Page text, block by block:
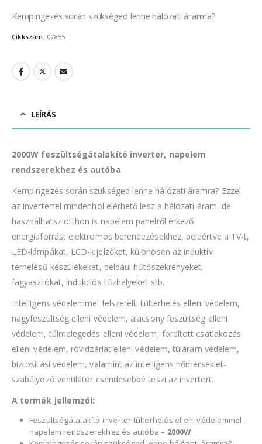
Kempingezés során szükséged lenne hálózati áramra?
Cikkszám: 07855
LEÍRÁS
2000W feszültségátalakító inverter, napelem
rendszerekhez és autóba
Kempingezés során szükséged lenne hálózati áramra? Ezzel
az inverterrel mindenhol elérhető lesz a hálózati áram, de
használhatsz otthon is napelem panelről érkező
energiaforrást elektromos berendezésekhez, beleértve a TV-t,
LED-lámpákat, LCD-kijelzőket, különösen az induktív
terhelésű készülékeket, például hűtőszekrényeket,
fagyasztókat, indukciós tűzhelyeket stb.
Intelligens védelemmel felszerelt: túlterhelés elleni védelem,
nagyfeszültség elleni védelem, alacsony feszültség elleni
védelem, túlmelegedés elleni védelem, fordított csatlakozás
elleni védelem, rövidzárlat elleni védelem, túláram védelem,
biztosítási védelem, valamint az intelligens hőmérséklet-
szabályozó ventilátor csendesebbé teszi az invertert.
A termék jellemzői:
Feszültségátalakító inverter túlterhelés elleni védelemmel –
napelem rendszerekhez és autóba – 2000W